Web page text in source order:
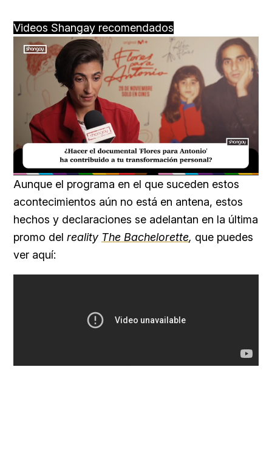
Videos Shangay recomendados
Unmute Loaded:
20.99%
Aunque el programa en el que suceden estos
acontecimientos aún no está en antena, estos
hechos y declaraciones se adelantan en la última
promo del reality The Bachelorette, que puedes
ver aquí: